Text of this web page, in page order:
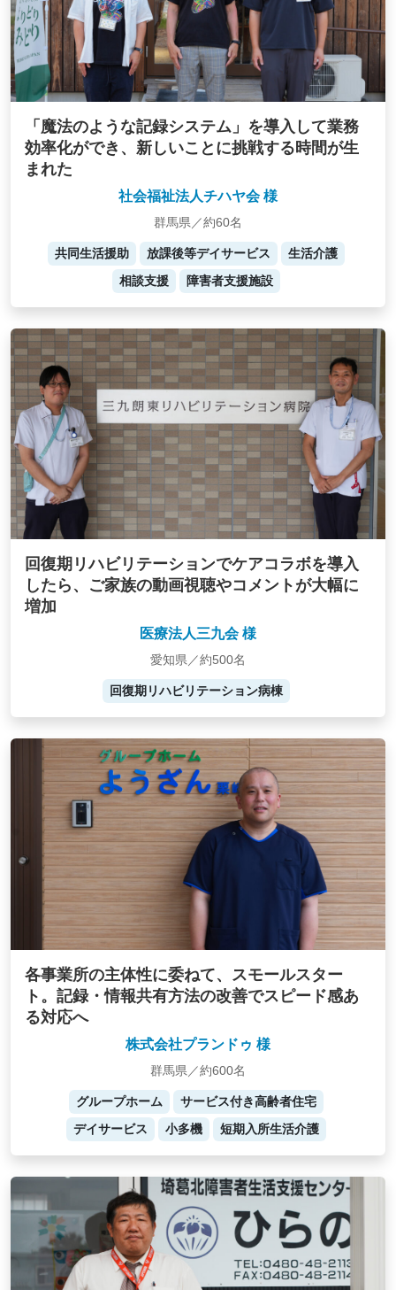
「魔法のような記録システム」を導入して業務
効率化ができ、新しいことに挑戦する時間が生
まれた
社会福祉法人チハヤ会 様
群馬県／約60名
共同生活援助 放課後等デイサービス
生活介護
相談支援
障害者支援施設
回復期リハビリテーションでケアコラボを導入
したら、ご家族の動画視聴やコメントが大幅に
増加
医療法人三九会 様
愛知県／約500名
回復期リハビリテーション病棟
各事業所の主体性に委ねて、スモールスター
ト。記録・情報共有方法の改善でスピード感あ
る対応へ
株式会社プランドゥ 様
群馬県／約600名
グループホーム
サービス付き高齢者住宅
デイサービス
小多機 短期入所生活介護